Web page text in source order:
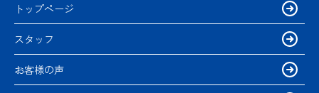
トップページ
スタッフ
お客様の声